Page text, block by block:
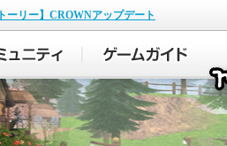
ーリー】CROWNアップデート